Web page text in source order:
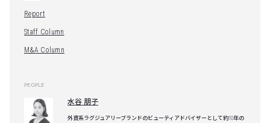
Report
Staff Column
M&A Column
PEOPLE
水谷 朋子
外資系ラグジュアリーブランドのビューティアドバイザーとして約10年の